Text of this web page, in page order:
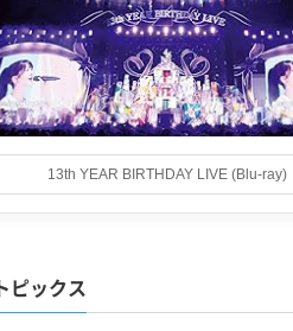
13th YEAR BIRTHDAY LIVE (Blu-ray)
ピックス